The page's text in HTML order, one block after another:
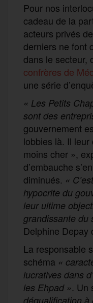
Pour nos
cadeau de la
acteurs privés
derniers ne font
dans le secteur,
confrères de
une série
« Les Petits
sont des
gouvernement
lobbies là. Il leur
moins cher »,
d’embauche
diminués. «
hypocrite du
leur ultime
grandissante du
Delphine Depay
La responsable
schéma «
lucratives dans
les Ehpad ». Un
déqualification à